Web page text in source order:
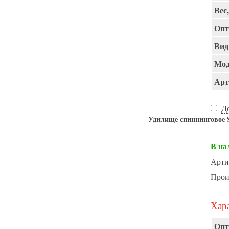
Вид
Удилище спиннинговое
В